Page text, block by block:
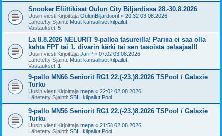
Snooker Eliittikisat Oulun City Biljardissa 28.-30.8.2026
Uusin viesti Kirjoittaja OulunBiljardöörit « 20:32 03.08.2026
Lähetetty Sijainti: Muut kansalliset kilpailut
Vastaukset: 5
La 8.8.2026 NELURIT 9-palloa tasureilla! Parina ei saa olla
kahta FPT tai 1. divarin kärki tai sen tasoista pelaajaa!!!
Uusin viesti Kirjoittaja JariP « 07:02 03.08.2026
Lähetetty Sijainti: Muut kansalliset kilpailut
Vastaukset: 1
9-pallo MN66 Seniorit RG1 22.(-23.)8.2026 TSPool / Galaxie
Turku
Uusin viesti Kirjoittaja mepa « 22:02 02.08.2026
Lähetetty Sijainti: SBIL kilpailut Pool
9-pallo MN56 Seniorit RG1 22.(-23.)8.2026 TSPool / Galaxie
Turku
Uusin viesti Kirjoittaja mepa « 21:58 02.08.2026
Lähetetty Sijainti: SBIL kilpailut Pool